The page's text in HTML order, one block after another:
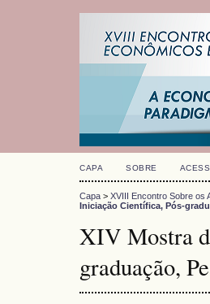
CAPA SOBRE
Capa > XVIII Encontro Sobre os
Iniciação Científica, Pós-
XIV Mostra
graduação,